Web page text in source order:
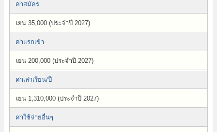
ค่าสมัคร
เยน 35,000 (ประจำปี 2027)
ค่าแรกเข้า
เยน 200,000 (ประจำปี 2027)
ค่าเล่าเรียน/ปี
เยน 1,310,000 (ประจำปี 2027)
ค่าใช้จ่ายอื่นๆ